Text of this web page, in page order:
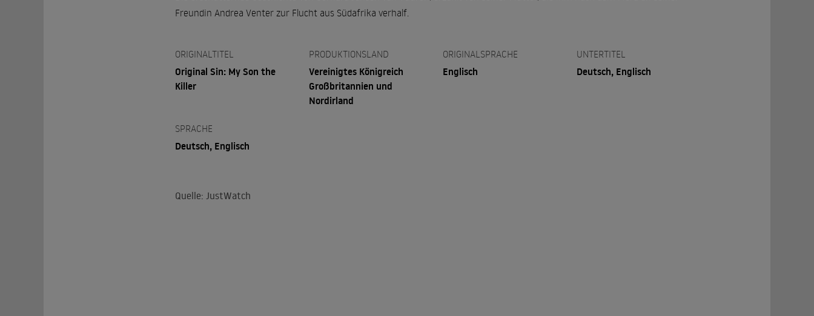
Freundin Andrea Venter zur Flucht aus Südafrika verhalf.
ORIGINALTITEL
Original Sin: My Son the
Killer
PRODUKTIONSLAND
Vereinigtes Königreich
Großbritannien und
Nordirland
ORIGINALSPRACHE
Englisch
UNTERTITEL
Deutsch, Englisch
SPRACHE
Deutsch, Englisch
Quelle: JustWatch